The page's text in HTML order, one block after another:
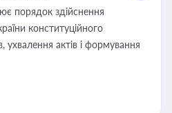
порядок здійснення
конституційного
ухвалення актів і формування